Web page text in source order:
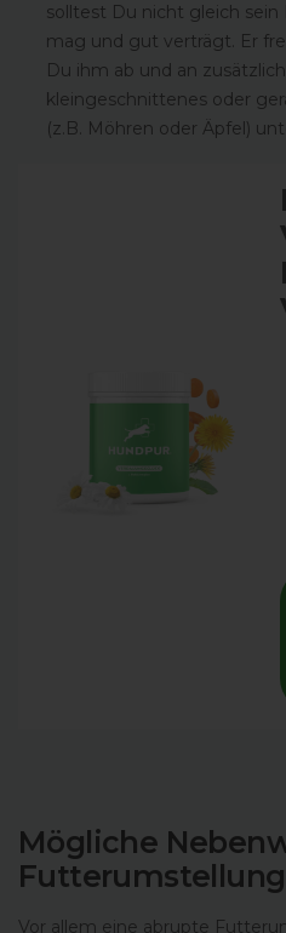
solltest Du nicht gleich
mag und gut verträgt. Er
Du ihm ab und an
kleingeschnittenes oder
(z.B. Möhren oder Äpfel)
Mögliche
Vor allem eine abrupte